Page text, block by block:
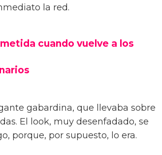
la red.
cuando vuelve a los
gabardina, que llevaba sobre
El look, muy desenfadado, se
porque, por supuesto, lo era.